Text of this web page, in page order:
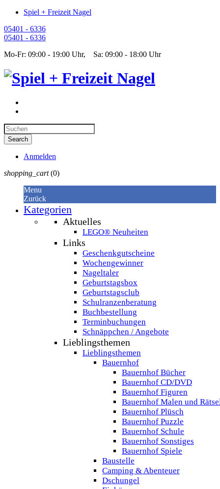
Spiel + Freizeit Nagel
05401 - 6336
05401 - 6336
Mo-Fr: 09:00 - 19:00 Uhr, Sa: 09:00 - 18:00 Uhr
Anmelden
shopping_cart (0)
Menu
Zurück
Kategorien
Aktuelles
LEGO® Neuheiten
Links
Geschenkgutscheine
Wochengewinner
Nageltaler
Geburtstagsbox
Geburtstagsclub
Schulranzenberatung
Buchbestellung
Terminbuchungen
Schnäppchen / Angebote
Lieblingsthemen
Lieblingsthemen
Bauernhof
Bauernhof Bücher
Bauernhof CD/DVD
Bauernhof Figuren
Bauernhof Malen und
Bauernhof Plüsch
Bauernhof Puzzle
Bauernhof Schule
Bauernhof Sonstiges
Bauernhof Spiele
Baustelle
Camping & Abenteuer
Dschungel